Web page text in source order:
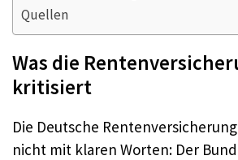
Quellen
Was die
kritisiert
Die Deutsche
nicht mit klaren Worten: Der